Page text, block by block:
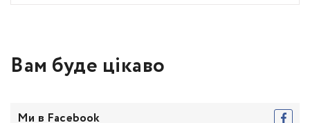
Вам буде цікаво
Ми в Facebook